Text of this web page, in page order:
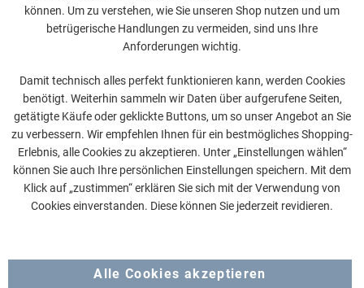
können. Um zu verstehen, wie Sie unseren Shop nutzen und um
betrügerische Handlungen zu vermeiden, sind uns Ihre
Anforderungen wichtig.
Damit technisch alles perfekt funktionieren kann, werden Cookies
benötigt. Weiterhin sammeln wir Daten über aufgerufene Seiten,
getätigte Käufe oder geklickte Buttons, um so unser Angebot an Sie
zu verbessern. Wir empfehlen Ihnen für ein bestmögliches Shopping-
Erlebnis, alle Cookies zu akzeptieren. Unter „Einstellungen wählen“
können Sie auch Ihre persönlichen Einstellungen speichern. Mit dem
Klick auf „zustimmen“ erklären Sie sich mit der Verwendung von
Cookies einverstanden. Diese können Sie jederzeit revidieren.
Alle Cookies akzeptieren